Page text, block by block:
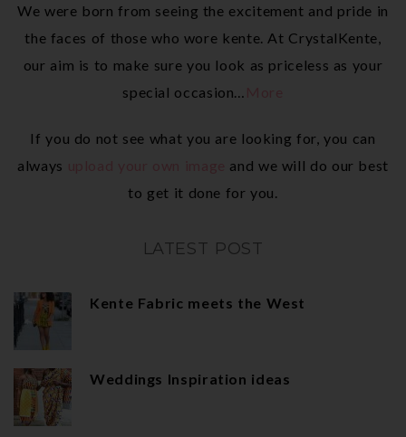
We were born from seeing the excitement and pride in
the faces of those who wore kente. At CrystalKente,
our aim is to make sure you look as priceless as your
special occasion…
If you do not see what you are looking for, you can
always
and we will do our best
to get it done for you.
LATEST POST
Kente Fabric meets the West
Weddings Inspiration ideas